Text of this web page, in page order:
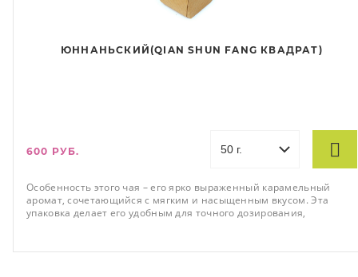
ЮННАНЬСКИЙ(QIAN SHUN FANG КВАДРАТ)
600 РУБ.
Особенность этого чая – его ярко выраженный карамельный
аромат, сочетающийся с мягким и насыщенным вкусом. Эта
упаковка делает его удобным для точного дозирования,